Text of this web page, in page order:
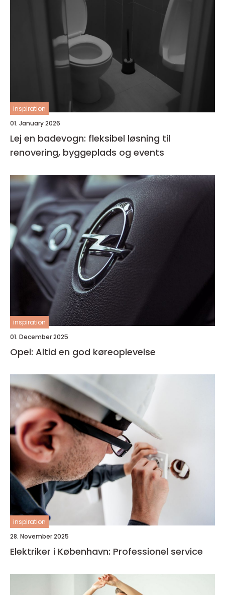
inspiration
01. January 2026
Lej en badevogn: fleksibel løsning til
renovering, byggeplads og events
inspiration
01. December 2025
Opel: Altid en god køreoplevelse
inspiration
28. November 2025
Elektriker i København: Professionel service